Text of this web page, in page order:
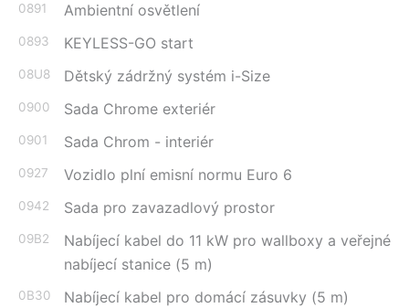
0891 Ambientní osvětlení
0893 KEYLESS-GO start
08U8 Dětský zádržný systém i-Size
0900 Sada Chrome exteriér
0901 Sada Chrom - interiér
0927 Vozidlo plní emisní normu Euro 6
0942 Sada pro zavazadlový prostor
09B2
Nabíjecí kabel do 11 kW pro wallboxy a veřejné
nabíjecí stanice (5 m)
0B30 Nabíjecí kabel pro domácí zásuvky (5 m)